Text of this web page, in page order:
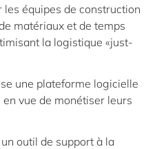
équipes de construction
matériaux et de temps
la logistique «just-
une plateforme logicielle
vue de monétiser leurs
outil de support à la